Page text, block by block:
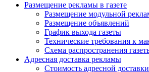
Размещение рекламы в газете
Размещение модульной
Размещение объявлений
График выхода газеты
Технические требования к
Схема распространения
Адресная доставка рекламы
Стоимость адресной доставки